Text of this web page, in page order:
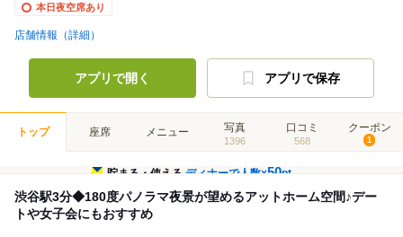
本日夜空席あり
店舗情報（詳細）
アプリで開く アプリで保存
トップ 座席 メニュー 写真
1396
口コミ
568
クーポン
1
貯まる・使えるディナーで人数×50pt
渋谷駅3分◆180度パノラマ夜景が望めるアットホーム空間♪デー
トや女子会にもおすすめ